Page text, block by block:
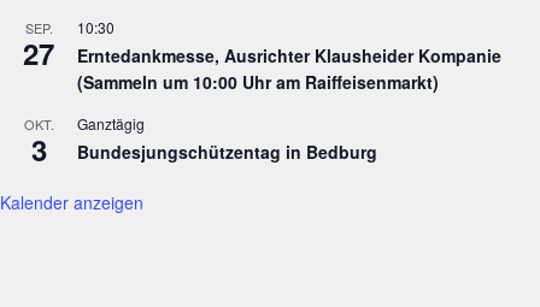
SEP.
27
10:30
Erntedankmesse, Ausrichter Klausheider Kompanie
(Sammeln um 10:00 Uhr am Raiffeisenmarkt)
OKT.
3
Ganztägig
Bundesjungschützentag in Bedburg
Kalender anzeigen